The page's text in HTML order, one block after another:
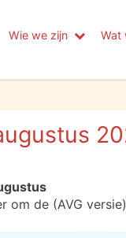
Wie we zijn Wat
om de (AVG